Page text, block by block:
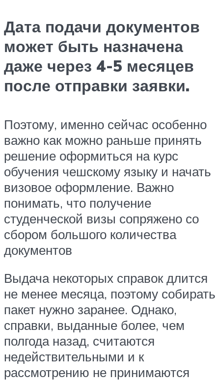
Дата подачи документов
может быть назначена
даже через 4-5 месяцев
после отправки заявки.
Поэтому, именно сейчас особенно
важно как можно раньше принять
решение оформиться на курс
обучения чешскому языку и начать
визовое оформление. Важно
понимать, что получение
студенческой визы сопряжено со
сбором большого количества
документов
Выдача некоторых справок длится
не менее месяца, поэтому собирать
пакет нужно заранее. Однако,
справки, выданные более, чем
полгода назад, считаются
недействительными и к
рассмотрению не принимаются